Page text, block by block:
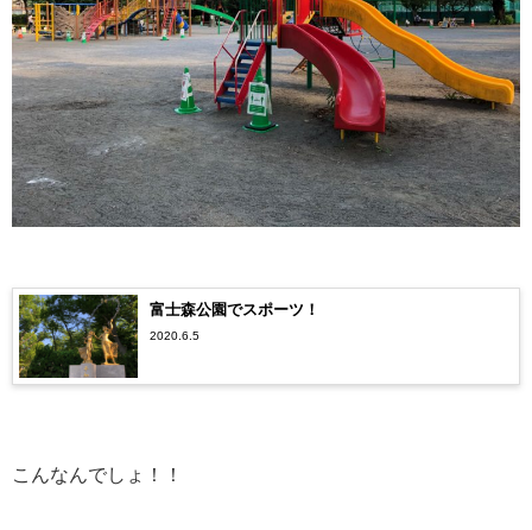
富士森公園でスポーツ！
2020.6.5
こんなんでしょ！！